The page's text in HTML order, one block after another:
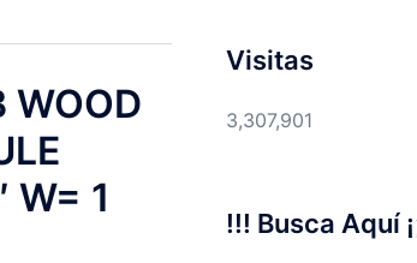
WOOD
W= 1
Visitas
3,307,901
!!! Busca Aquí